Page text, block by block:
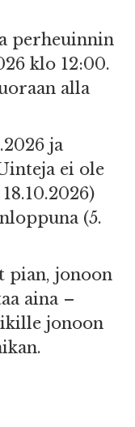
perheuinnin
klo 12:00.
alla
ja
ei ole
(5.
pian, jonoon
aina –
jonoon